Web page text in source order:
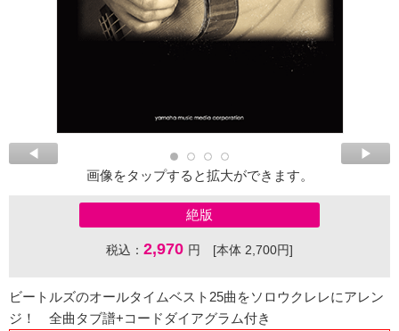
画像をタップすると拡大ができます。
絶版
税込： 2,970 円 [本体 2,700円]
ビートルズのオールタイムベスト25曲をソロウクレレにアレン
ジ！ 全曲タブ譜+コードダイアグラム付き